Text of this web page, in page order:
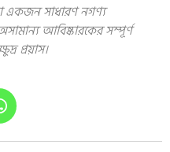
একজন সাধারণ নগণ্য
আবিষ্কারকের সম্পূর্ণ
প্রয়াস।